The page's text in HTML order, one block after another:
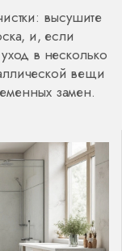
высушите
и, если
в несколько
вещи
замен.